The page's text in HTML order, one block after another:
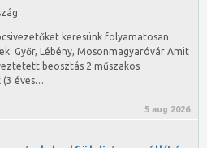
keresünk folyamatosan
Győr, Lébény, Mosonmagyaróvár Amit
beosztás 2 műszakos
(3 éves…
5 aug 2026